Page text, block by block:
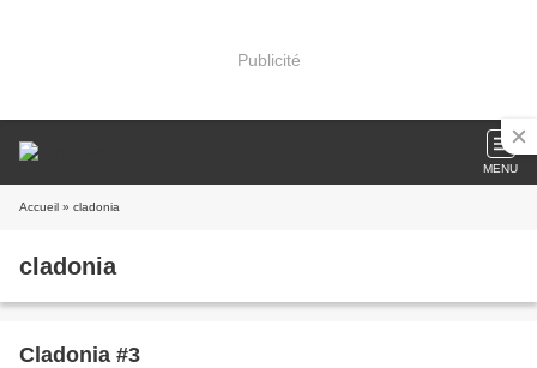
Publicité
MENU
Accueil » cladonia
cladonia
Cladonia #3